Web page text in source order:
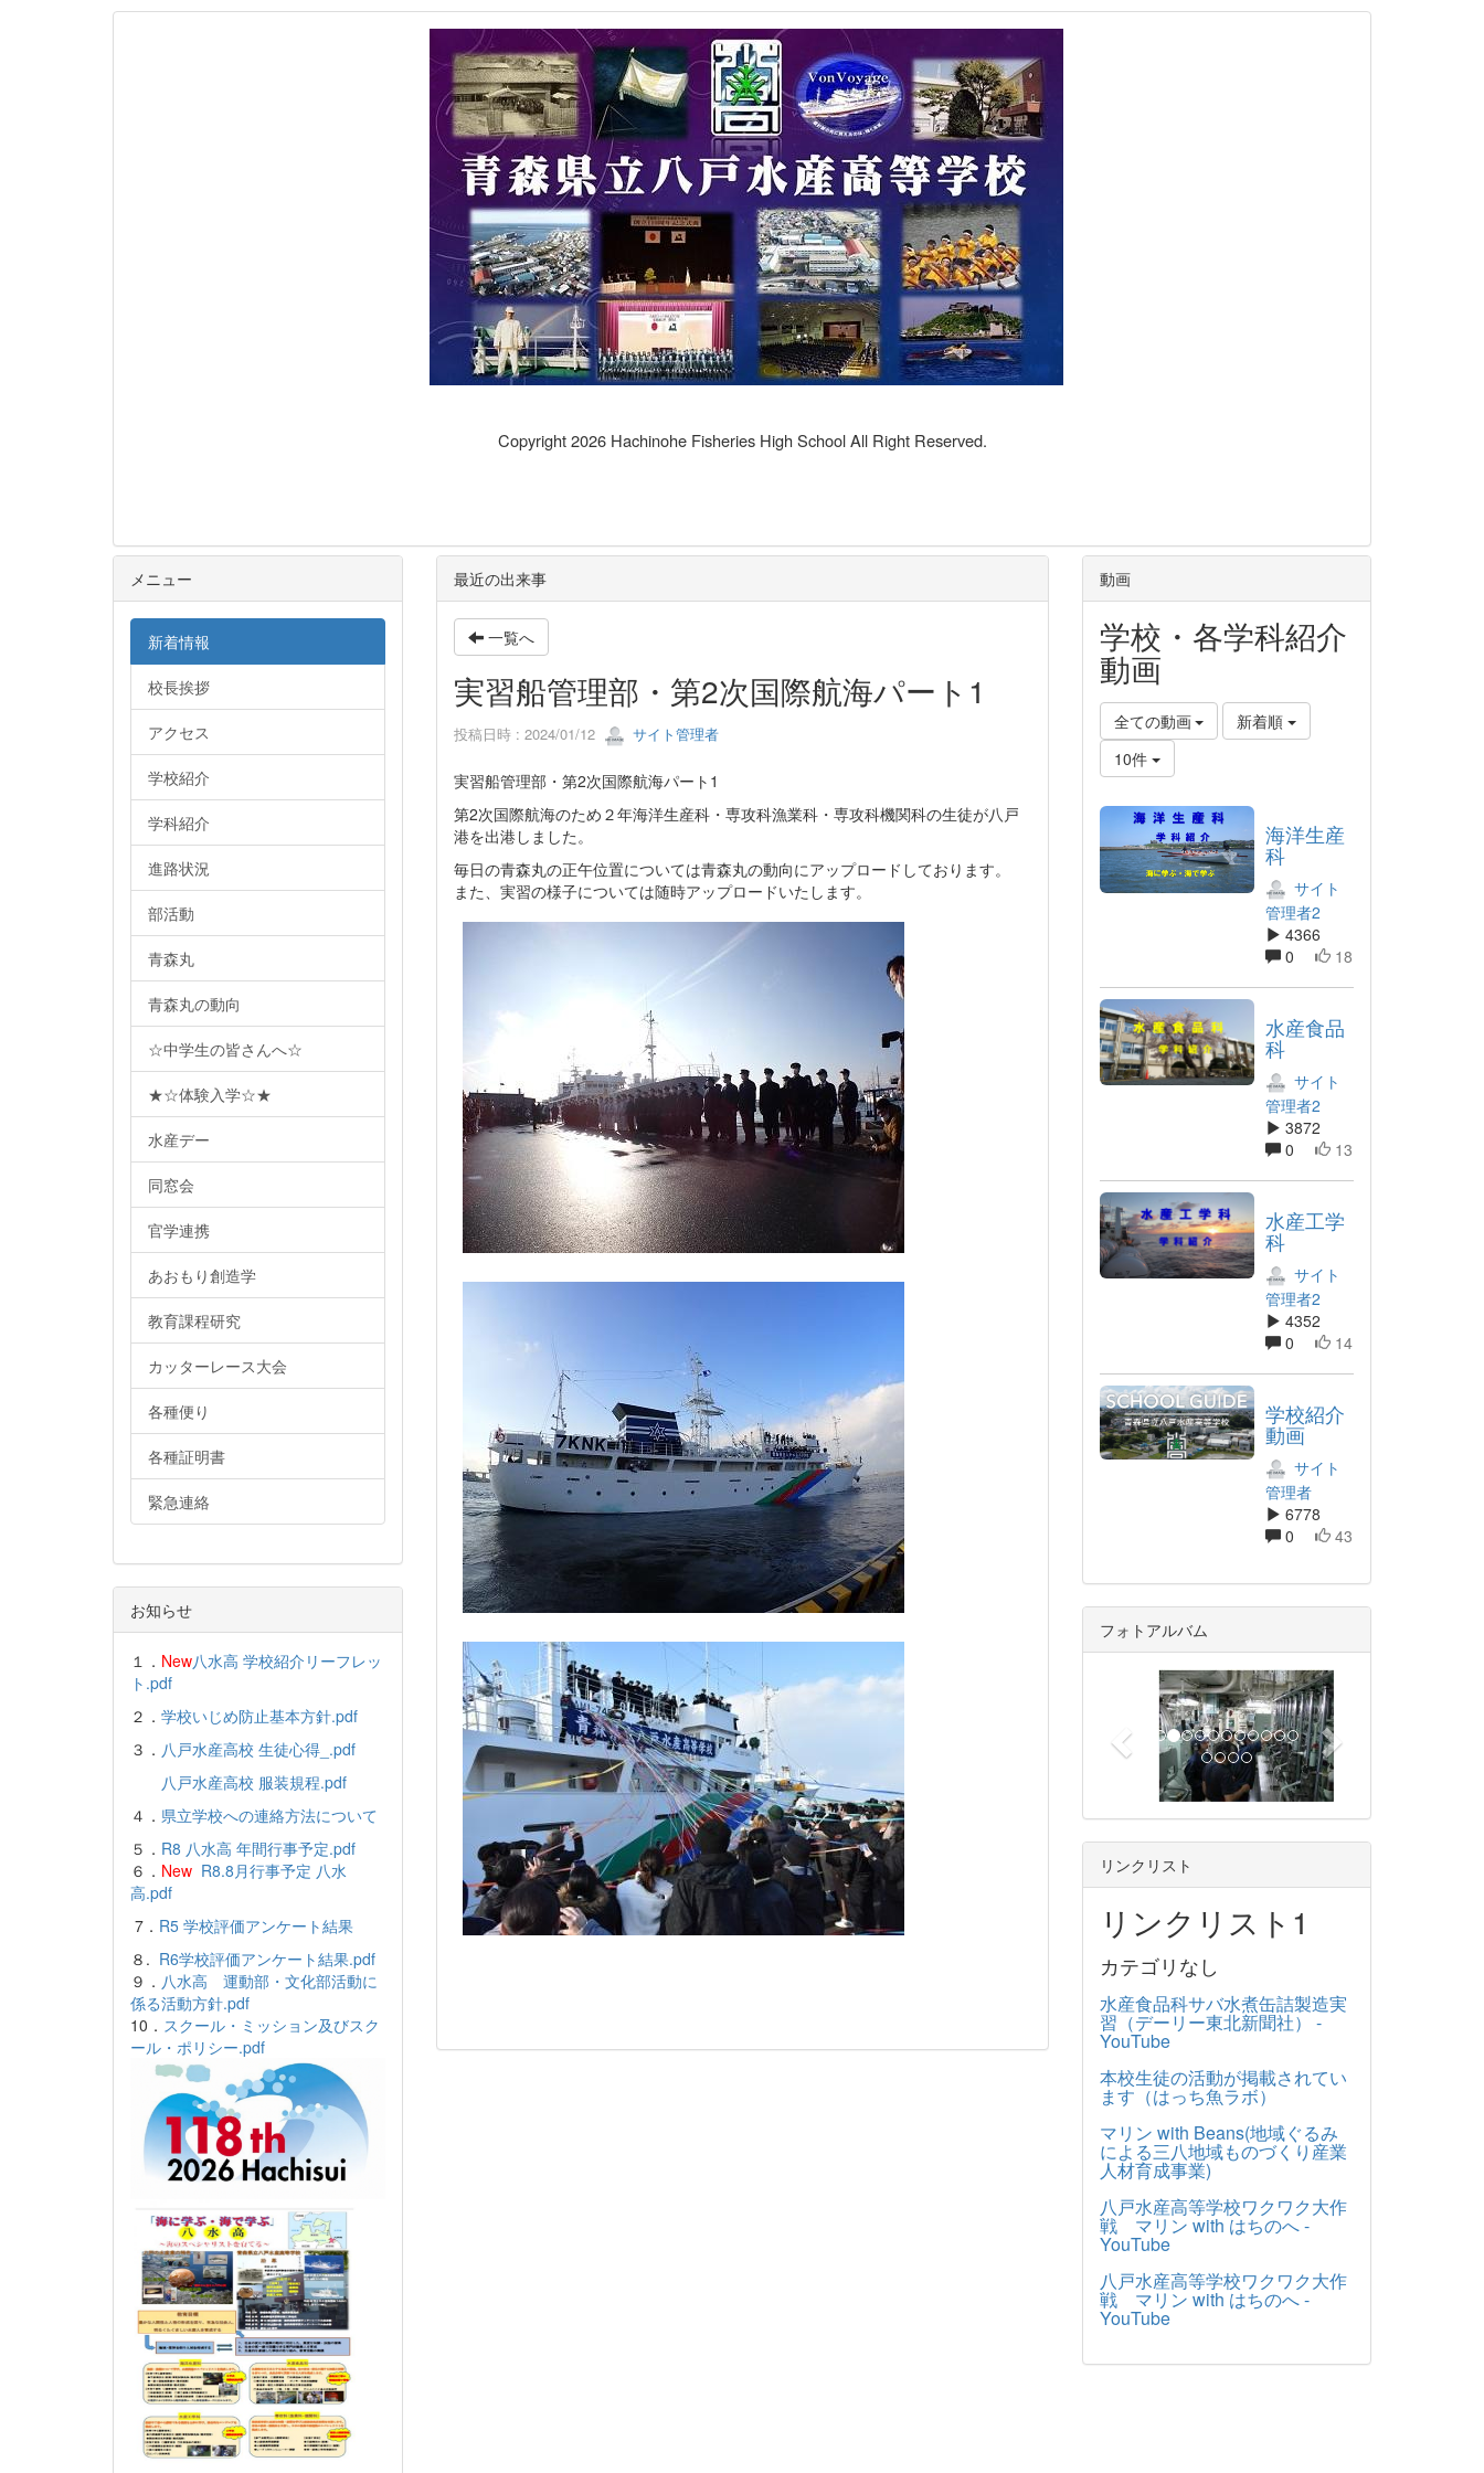
Copyright 2026 Hachinohe Fisheries High School All Right Reserved.
最近の出来事
一覧へ
実習船管理部・第2次国際航海パート1
投稿日時 : 2024/01/12 サイト管理者
実習船管理部・第2次国際航海パート1
第2次国際航海のため２年海洋生産科・専攻科漁業科・専攻科機関科の生徒が八戸
港を出港しました。
毎日の青森丸の正午位置については青森丸の動向にアップロードしております。
また、実習の様子については随時アップロードいたします。
メニュー
新着情報
校長挨拶
アクセス
学校紹介
学科紹介
進路状況
部活動
青森丸
青森丸の動向
☆中学生の皆さんへ☆
★☆体験入学☆★
水産デー
同窓会
官学連携
あおもり創造学
教育課程研究
カッターレース大会
各種便り
各種証明書
緊急連絡
お知らせ
１． New八水高 学校紹介リーフレッ
ト.pdf
２． 学校いじめ防止基本方針.pdf
３． 八戸水産高校 生徒心得_.pdf
八戸水産高校 服装規程.pdf
４． 県立学校への連絡方法について
５． R8 八水高 年間行事予定.pdf
６． New R8.8月行事予定 八水
高.pdf
7． R5 学校評価アンケート結果
８. R6学校評価アンケート結果.pdf
９． 八水高 運動部・文化部活動に
係る活動方針.pdf
10． スクール・ミッション及びスク
ール・ポリシー.pdf
動画
学校・各学科紹介
動画
全ての動画
新着順
10件
海洋生産
科
サイト
管理者2
4366
0
18
水産食品
科
サイト
管理者2
3872
0
13
水産工学
科
サイト
管理者2
4352
0
14
学校紹介
動画
サイト
管理者
6778
0
43
フォトアルバム
e
o
u
n
e
x
t
リンクリスト
リンクリスト1
カテゴリなし
水産食品科サバ水煮缶詰製造実
習（デーリー東北新聞社） -
YouTube
本校生徒の活動が掲載されてい
ます（はっち魚ラボ）
マリン with Beans(地域ぐるみ
による三八地域ものづくり産業
人材育成事業)
八戸水産高等学校ワクワク大作
戦 マリン with はちのへ -
YouTube
八戸水産高等学校ワクワク大作
戦 マリン with はちのへ -
YouTube